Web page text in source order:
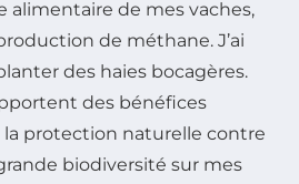
alimentaire de mes vaches,
de méthane. J’ai
des haies bocagères.
des bénéfices
protection naturelle contre
biodiversité sur mes